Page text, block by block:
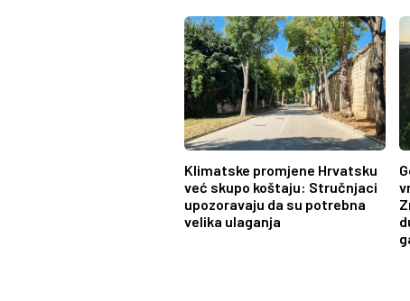
Klimatske promjene Hrvatsku
već skupo koštaju: Stručnjaci
upozoravaju da su potrebna
velika ulaganja